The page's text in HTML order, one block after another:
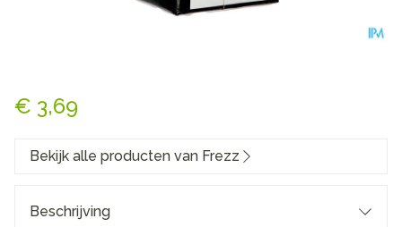
€ 3,69
Bekijk alle producten van Frezz
Beschrijving